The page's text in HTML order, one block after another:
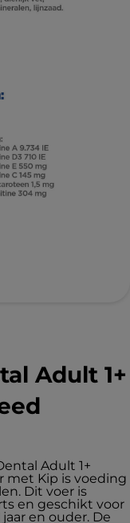
Adult 1+
Adult 1+
met Kip is voeding
Dit voer is
en geschikt voor
en ouder. De